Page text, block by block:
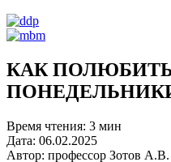
КАК
Время чтения: 3 мин
Дата: 06.02.2025
Автор: профессор Зотов А.В.